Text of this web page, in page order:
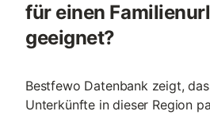
für einen
geeignet?
Bestfewo Datenbank zeigt,
Unterkünfte in dieser Region